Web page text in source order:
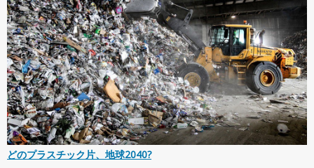
どのプラスチック片、地球2040?